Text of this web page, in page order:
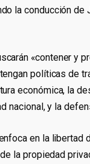
la conducción de
«contener y
políticas de
económica, la
nacional, y la
en la libertad
la propiedad